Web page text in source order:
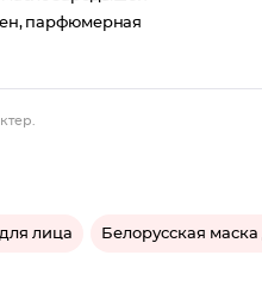
парфюмерная
лица Белорусская